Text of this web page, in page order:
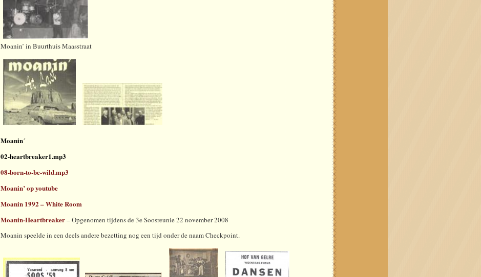
Moanin’ in Buurthuis Maasstraat
Moanin´
02-heartbreaker1.mp3
08-born-to-be-wild.mp3
Moanin’ op youtube
Moanin 1992 – White Room
Moanin-Heartbreaker– Opgenomen tijdens de 3e Soosreunie 22 november 2008
Moanin speelde in een deels andere bezetting nog een tijd onder de naam Checkpoint.